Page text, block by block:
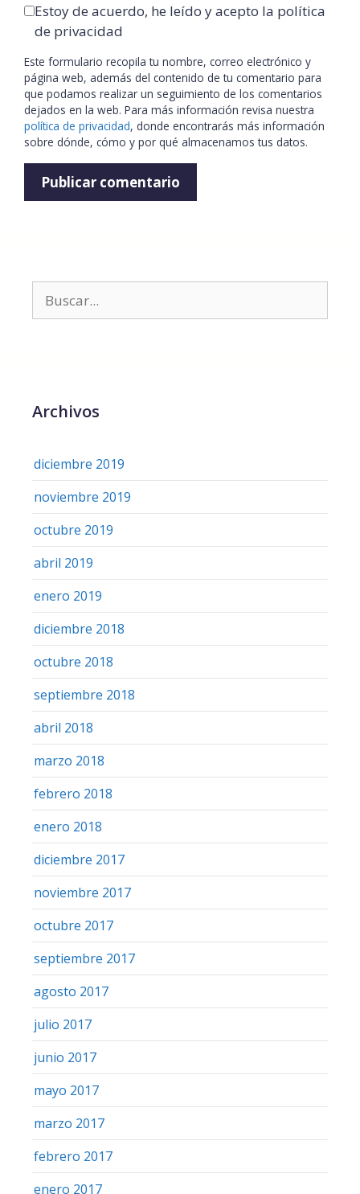
Estoy de acuerdo, he leído y acepto la política
de privacidad
Este formulario recopila tu nombre, correo electrónico y
página web, además del contenido de tu comentario para
que podamos realizar un seguimiento de los comentarios
dejados en la web. Para más información revisa nuestra
política de privacidad, donde encontrarás más información
sobre dónde, cómo y por qué almacenamos tus datos.
Archivos
diciembre 2019
noviembre 2019
octubre 2019
abril 2019
enero 2019
diciembre 2018
octubre 2018
septiembre 2018
abril 2018
marzo 2018
febrero 2018
enero 2018
diciembre 2017
noviembre 2017
octubre 2017
septiembre 2017
agosto 2017
julio 2017
junio 2017
mayo 2017
marzo 2017
febrero 2017
enero 2017